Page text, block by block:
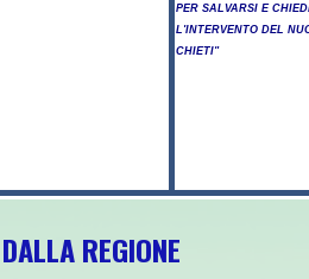
PER SALVARSI E
L'INTERVENTO DEL
CHIETI"
REGIONE